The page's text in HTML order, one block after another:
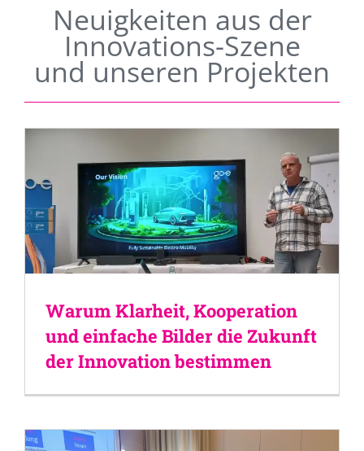
Neuigkeiten aus der
Innovations-Szene
und unseren Projekten
Warum Klarheit, Kooperation
und einfache Bilder die Zukunft
der Innovation bestimmen